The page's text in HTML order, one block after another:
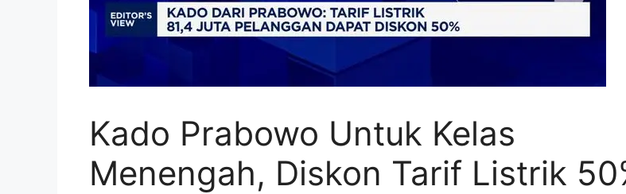
Kado Prabowo Untuk Kelas
Menengah, Diskon Tarif Listrik